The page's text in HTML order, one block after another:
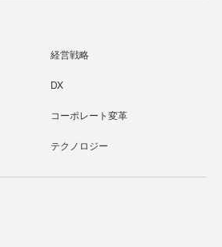
経営戦略
DX
コーポレート変革
テクノロジー